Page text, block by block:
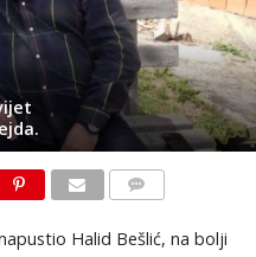
Halid Bešlić, na bolji